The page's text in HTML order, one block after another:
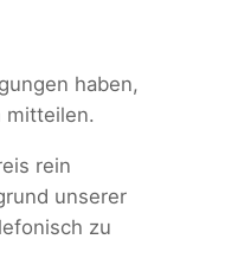
haben,
mitteilen.
rein
unserer
zu